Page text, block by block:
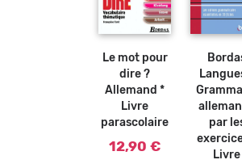
Ajouter
au
Le mot pour
dire ?
Allemand *
Livre
parascolaire
12,90 €
par
Livre